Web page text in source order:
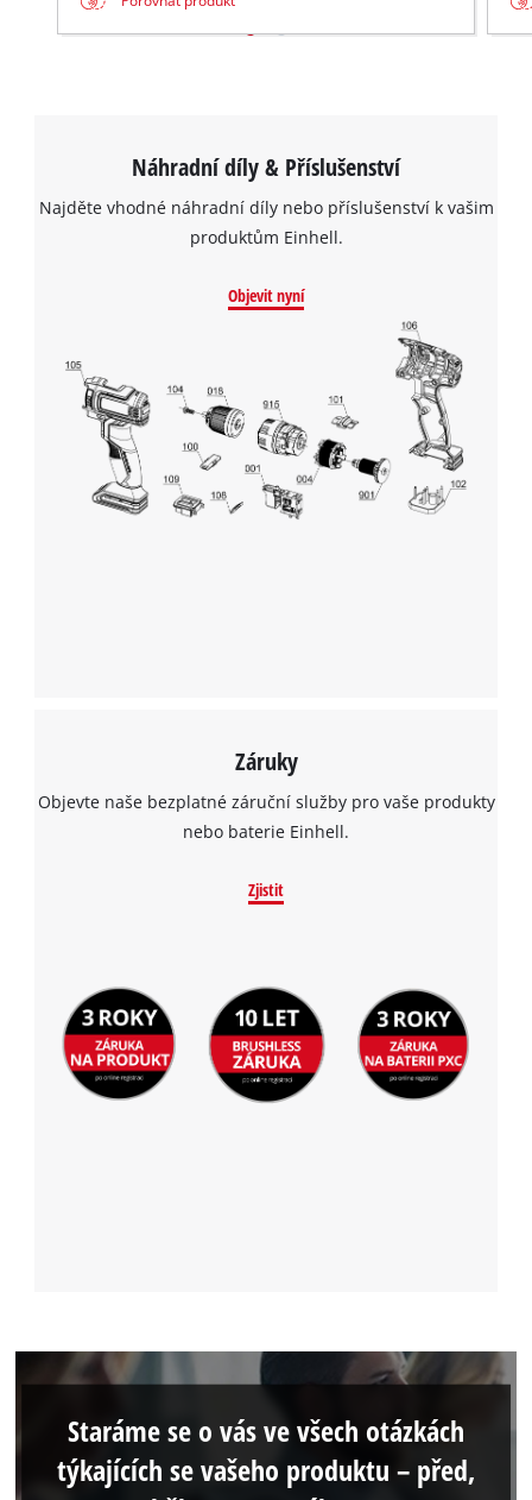
Náhradní díly & Příslušenství
Najděte vhodné náhradní díly nebo příslušenství k vašim
produktům Einhell.
Objevit nyní
Záruky
Objevte naše bezplatné záruční služby pro vaše produkty
nebo baterie Einhell.
Zjistit
Staráme se o vás ve všech otázkách
týkajících se vašeho produktu – před,